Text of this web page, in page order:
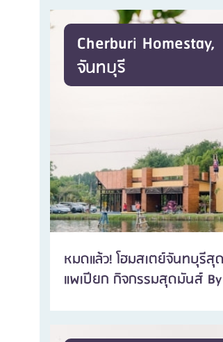
Cherburi Homestay,
จันทบุรี
หมดแล้ว! โฮมสเตย์จันทบุรี
แพเปียก กิจกรรมสุดมันส์ By